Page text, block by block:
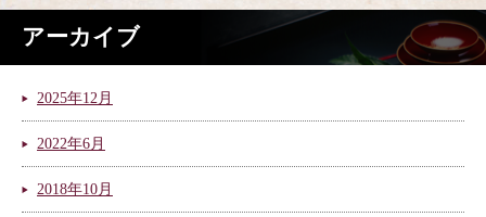
アーカイブ
2025年12月
2022年6月
2018年10月